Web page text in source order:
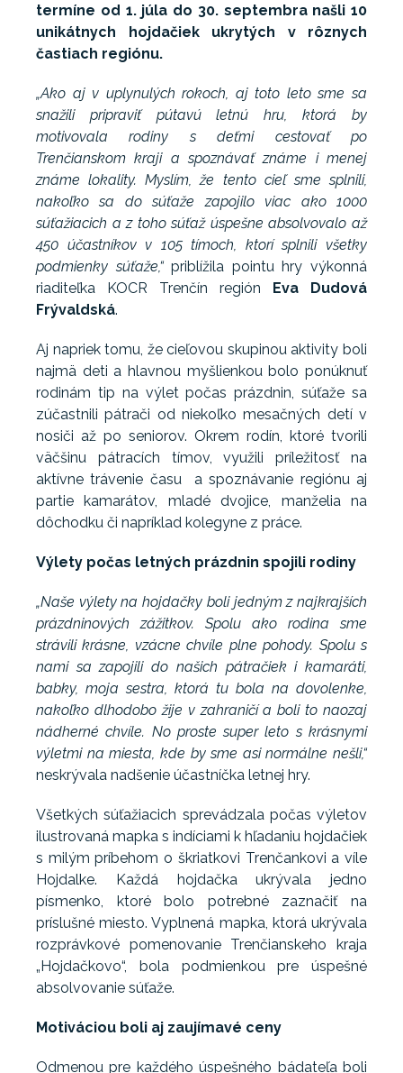
termíne od 1. júla do 30. septembra našli 10
unikátnych hojdačiek ukrytých v rôznych
častiach regiónu.
„Ako aj v uplynulých rokoch, aj toto leto sme sa
snažili pripraviť pútavú letnú hru, ktorá by
motivovala rodiny s deťmi cestovať po
Trenčianskom kraji a spoznávať známe i menej
známe lokality. Myslím, že tento cieľ sme splnili,
nakoľko sa do súťaže zapojilo viac ako 1000
súťažiacich a z toho súťaž úspešne absolvovalo až
450 účastníkov v 105 tímoch, ktorí splnili všetky
podmienky súťaže,“priblížila pointu hry výkonná
riaditeľka KOCR Trenčín región Eva Dudová
Frývaldská.
Aj napriek tomu, že cieľovou skupinou aktivity boli
najmä deti a hlavnou myšlienkou bolo ponúknuť
rodinám tip na výlet počas prázdnin, súťaže sa
zúčastnili pátrači od niekoľko mesačných detí v
nosiči až po seniorov. Okrem rodín, ktoré tvorili
väčšinu pátracích tímov, využili príležitosť na
aktívne trávenie času a spoznávanie regiónu aj
partie kamarátov, mladé dvojice, manželia na
dôchodku či napríklad kolegyne z práce.
Výlety počas letných prázdnin spojili rodiny
„Naše výlety na hojdačky boli jedným z najkrajších
prázdninových zážitkov. Spolu ako rodina sme
strávili krásne, vzácne chvíle plne pohody. Spolu s
nami sa zapojili do našich pátračiek i kamaráti,
babky, moja sestra, ktorá tu bola na dovolenke,
nakoľko dlhodobo žije v zahraničí a boli to naozaj
nádherné chvíle. No proste super leto s krásnymi
výletmi na miesta, kde by sme asi normálne nešli,“
neskrývala nadšenie účastníčka letnej hry.
Všetkých súťažiacich sprevádzala počas výletov
ilustrovaná mapka s indíciami k hľadaniu hojdačiek
s milým príbehom o škriatkovi Trenčankovi a víle
Hojdalke. Každá hojdačka ukrývala jedno
písmenko, ktoré bolo potrebné zaznačiť na
príslušné miesto. Vyplnená mapka, ktorá ukrývala
rozprávkové pomenovanie Trenčianskeho kraja
„Hojdačkovo“, bola podmienkou pre úspešné
absolvovanie súťaže.
Motiváciou boli aj zaujímavé ceny
Odmenou pre každého úspešného bádateľa boli